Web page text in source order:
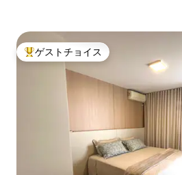
大好評のゲストチョイスです。
ゲストチョイス